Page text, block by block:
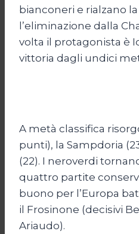
bianconeri e rialzano
l’eliminazione dalla
volta il protagonista è
vittoria dagli undici
A metà classifica
punti), la Sampdoria
(22). I neroverdi
quattro partite
buono per l’Europa
il Frosinone (decisivi
Ariaudo).